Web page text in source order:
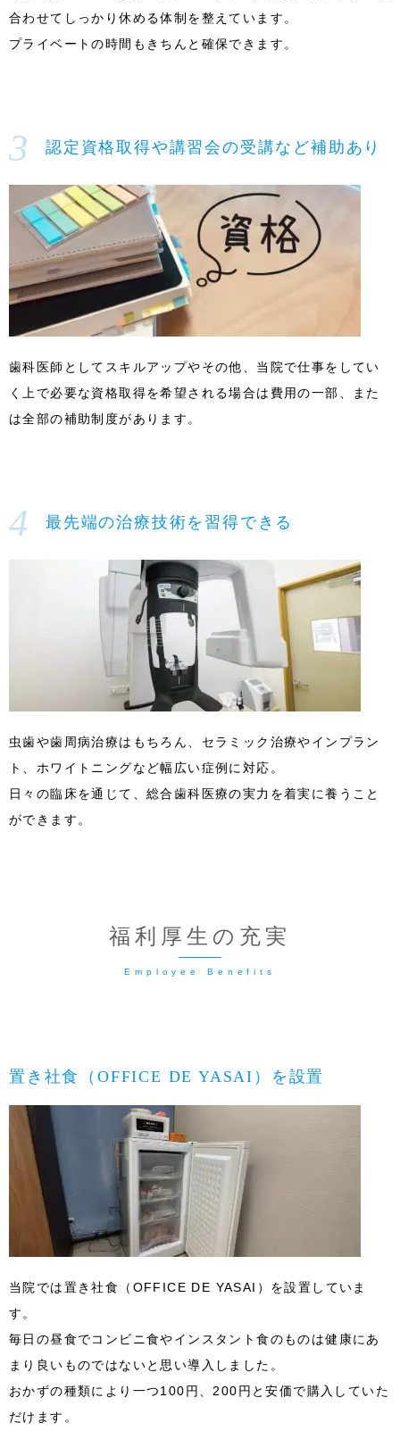
合わせてしっかり休める体制を整えています。
プライベートの時間もきちんと確保できます。
認定資格取得や講習会の受講など補助あり
歯科医師としてスキルアップやその他、当院で仕事をしてい
く上で必要な資格取得を希望される場合は費用の一部、また
は全部の補助制度があります。
最先端の治療技術を習得できる
虫歯や歯周病治療はもちろん、セラミック治療やインプラン
ト、ホワイトニングなど幅広い症例に対応。
日々の臨床を通じて、総合歯科医療の実力を着実に養うこと
ができます。
福利厚生の充実
置き社食（OFFICE DE YASAI）を設置
当院では置き社食（OFFICE DE YASAI）を設置していま
す。
毎日の昼食でコンビニ食やインスタント食のものは健康にあ
まり良いものではないと思い導入しました。
おかずの種類により一つ100円、200円と安価で購入していた
だけます。